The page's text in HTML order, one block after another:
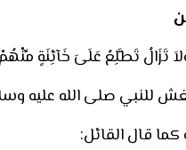
تَطَّلِعُ عَلَىَ خَآئِنَةٍ مِّنْهُمْ}
للنبي صلى الله عليه
قال القائل: